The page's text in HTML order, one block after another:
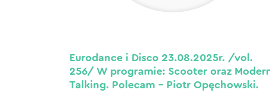
Eurodance i Disco 23.08.2025r. /vol.
256/ W programie: Scooter oraz
Talking. Polecam – Piotr Opęchowski.